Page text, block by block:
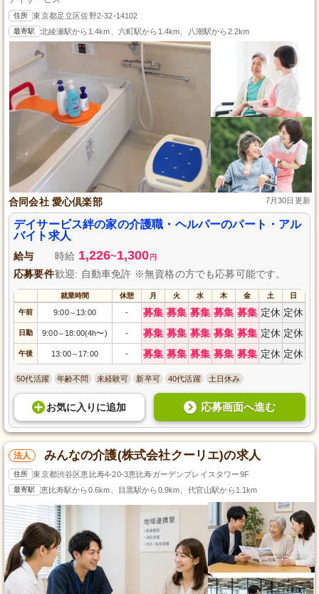
住所 東京都足立区佐野2-32-14102
最寄駅 北綾瀬駅から1.4km、六町駅から1.4km、八潮駅から2.2km
合同会社 愛心倶楽部 7月30日更新
デイサービス絆の家の介護職・ヘルパーのパート・アル
バイト求人
給与 時給 1,226~1,300 円
応募要件歓迎: 自動車免許 ※無資格の方でも応募可能です。
就業時間 休憩 月 火 水 木 金 土 日
午前 9:00～ 13:00 - 募集 募集 募集 募集 募集 定休 定休
日勤 9:00～ 18:00(4h〜) - 募集 募集 募集 募集 募集 定休 定休
午後 13:00～ 17:00 - 募集 募集 募集 募集 募集 定休 定休
50代活躍 年齢不問 未経験可 新卒可 40代活躍 土日休み
お気に入り に追加 応募画面へ進む
法人 みんなの介護(株式会社クーリエ)の求人
住所 東京都渋谷区恵比寿4-20-3恵比寿ガーデンプレイスタワー9F
最寄駅 恵比寿駅から0.6km、目黒駅から0.9km、代官山駅から1.1km